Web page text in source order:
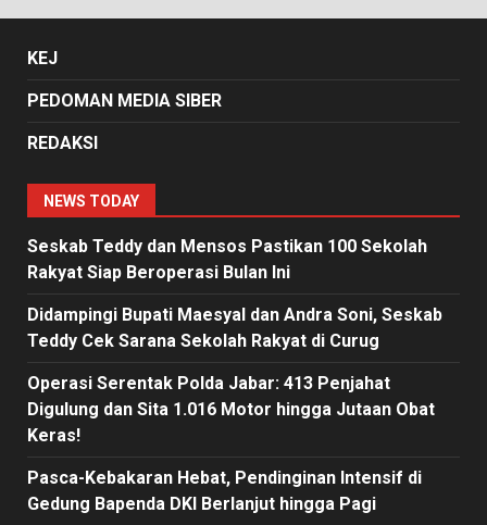
KEJ
PEDOMAN MEDIA SIBER
REDAKSI
NEWS TODAY
Seskab Teddy dan Mensos Pastikan 100 Sekolah
Rakyat Siap Beroperasi Bulan Ini
Didampingi Bupati Maesyal dan Andra Soni, Seskab
Teddy Cek Sarana Sekolah Rakyat di Curug
Operasi Serentak Polda Jabar: 413 Penjahat
Digulung dan Sita 1.016 Motor hingga Jutaan Obat
Keras!
Pasca-Kebakaran Hebat, Pendinginan Intensif di
Gedung Bapenda DKI Berlanjut hingga Pagi